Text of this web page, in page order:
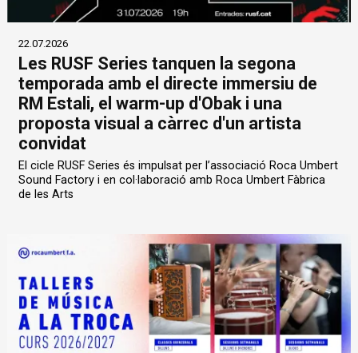
22.07.2026
Les RUSF Series tanquen la segona
temporada amb el directe immersiu de
RM Estali, el warm-up d'Obak i una
proposta visual a càrrec d'un artista
convidat
El cicle RUSF Series és impulsat per l’associació Roca Umbert
Sound Factory i en col·laboració amb Roca Umbert Fàbrica
de les Arts